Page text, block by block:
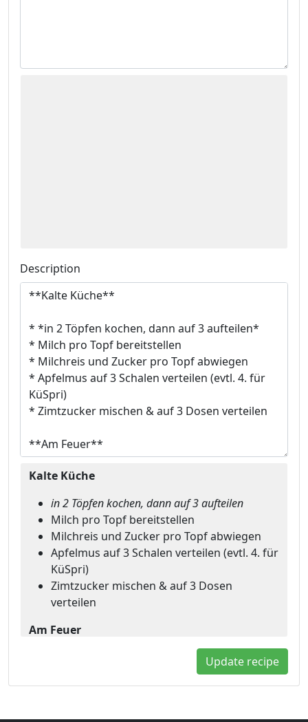
Description
Kalte Küche
in 2 Töpfen kochen, dann auf 3 aufteilen
Milch pro Topf bereitstellen
Milchreis und Zucker pro Topf abwiegen
Apfelmus auf 3 Schalen verteilen (evtl. 4. für
KüSpri)
Zimtzucker mischen & auf 3 Dosen
verteilen
Am Feuer
2h vorher Milch in die Töpfe geben &
Reis und Zucker hinzugeben, nocheinmal
Update recipe